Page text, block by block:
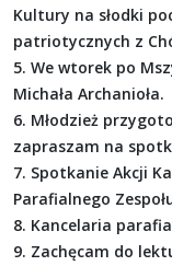
Kultury na słodki
patriotycznych z
5. We wtorek po
Michała Archanioła.
6. Młodzież
zapraszam na
7. Spotkanie Akcji
Parafialnego
8. Kancelaria
9. Zachęcam do